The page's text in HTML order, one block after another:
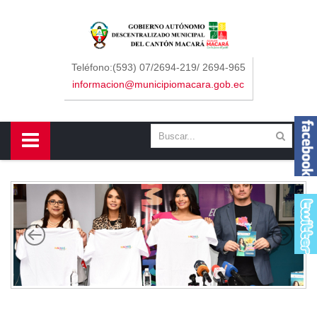
Teléfono:(593) 07/2694-219/ 2694-965
informacion@municipiomacara.gob.ec
Sidebar Menu
Concejo
Departamentos
Contáctenos
Macará
Cantón
Himno a Macará
Símbolos Patrios